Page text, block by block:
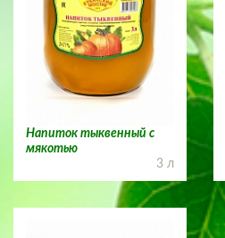
Напиток тыквенный с
мякотью
3 л